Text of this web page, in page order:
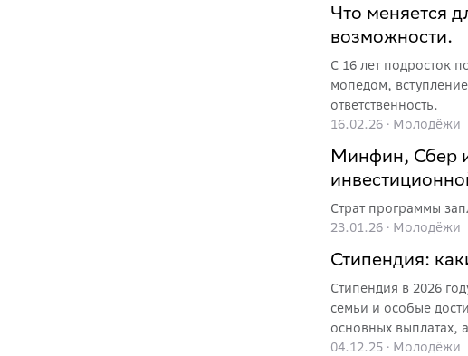
Что меняется
возможности.
С 16 лет подросток
мопедом,
ответственность.
16.02.26 · Молодёжи
Минфин, Сбер
Страт программы
23.01.26 · Молодёжи
Стипендия:
Стипендия в 2026
семьи и особые
основных выплатах,
04.12.25 · Молодёжи